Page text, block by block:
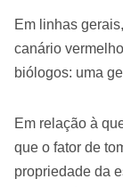
Em linhas
canário
biólogos: uma
Em relação à
que o fator de
propriedade da